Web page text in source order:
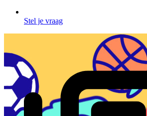
Stel je vraag